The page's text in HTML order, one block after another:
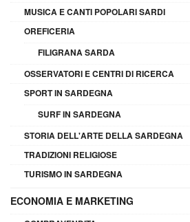
MUSICA E CANTI POPOLARI SARDI
OREFICERIA
FILIGRANA SARDA
OSSERVATORI E CENTRI DI RICERCA
SPORT IN SARDEGNA
SURF IN SARDEGNA
STORIA DELL'ARTE DELLA SARDEGNA
TRADIZIONI RELIGIOSE
TURISMO IN SARDEGNA
ECONOMIA E MARKETING